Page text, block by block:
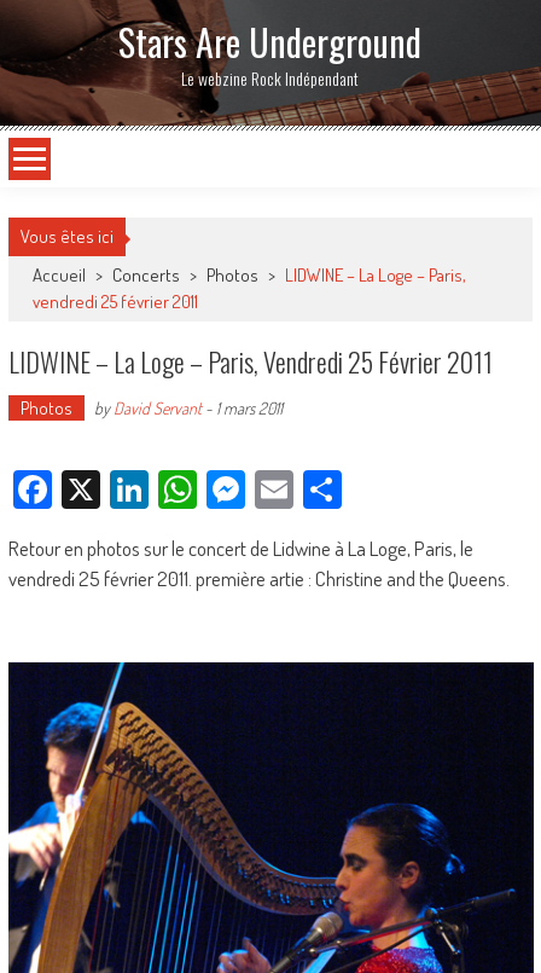
Stars Are Underground
Le webzine Rock Indépendant
Vous êtes ici
Accueil > Concerts > Photos > LIDWINE – La Loge – Paris,
vendredi 25 février 2011
LIDWINE – La Loge – Paris, Vendredi 25 Février 2011
Photos byDavid Servant- 1 mars 2011
Facebook
X LinkedIn
WhatsApp
Messenger
EmailPartager
Retour en photos sur le concert de Lidwine à La Loge, Paris, le
vendredi 25 février 2011. première artie : Christine and the Queens.